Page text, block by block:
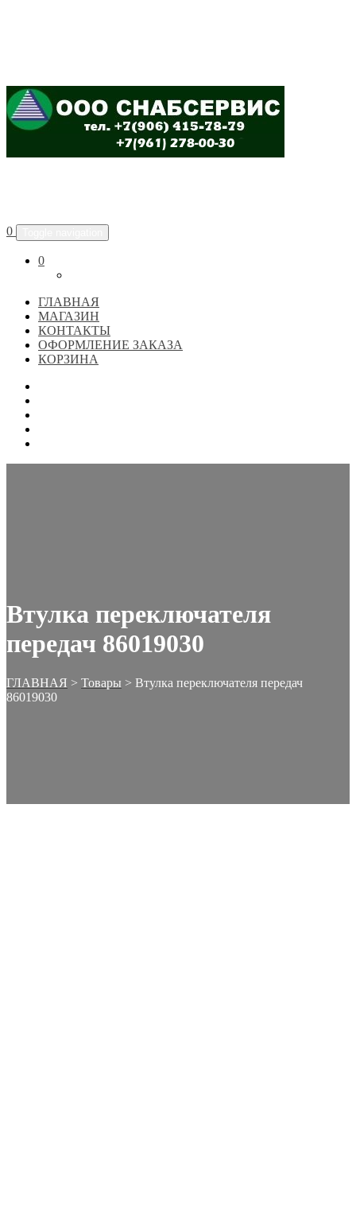
0
0
ГЛАВНАЯ
МАГАЗИН
КОНТАКТЫ
ОФОРМЛЕНИЕ ЗАКАЗА
КОРЗИНА
Втулка переключателя
передач 86019030
ГЛАВНАЯ > Товары > Втулка переключателя передач
86019030